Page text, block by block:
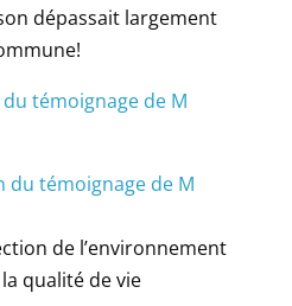
dépassait largement
témoignage de M
témoignage de M
de l’environnement
qualité de vie